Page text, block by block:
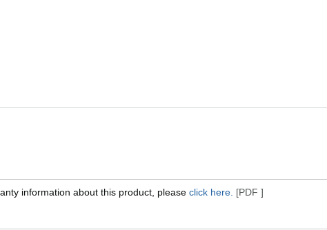
information about this product, pleaseclick here. [PDF ]